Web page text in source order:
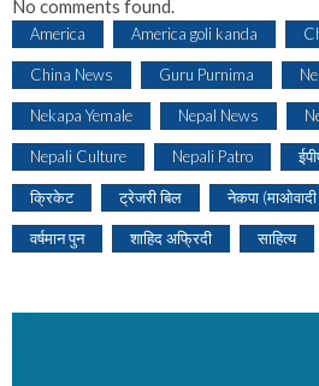
No comments found.
America America goli kanda
China News Guru Purnima
Nekapa Yemale Nepal News
Nepali Culture Nepali Patro
क्रिकेट ट्रेजरी बिल नेकपा
वर्षमान पुन शाहिद अफ्रिदी साहित्य